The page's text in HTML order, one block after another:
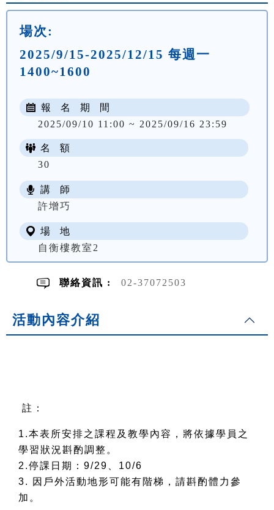
場次:
2025/9/15-2025/12/15 每週一
1400~1600
報 名 期 間
2025/09/10 11:00 ~ 2025/09/16 23:59
名 額
30
講 師
許增巧
場 地
自衡樓教室2
聯絡資訊 : 02-37072503
活動內容介紹
註：
1.本表所安排之課程及教學內容，將依據學員之
學習狀況斟酌調整。
2.停課日期： 9/29
、10/6
3.
因戶外活動地形可能有階梯，請斟酌體力參
加。